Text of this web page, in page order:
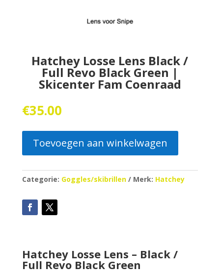
Hatchey Losse Lens Black /
Full Revo Black Green |
Skicenter Fam Coenraad
€35.00
Toevoegen aan winkelwagen
Categorie: Goggles/skibrillen Merk: Hatchey
Hatchey Losse Lens – Black /
Full Revo Black Green